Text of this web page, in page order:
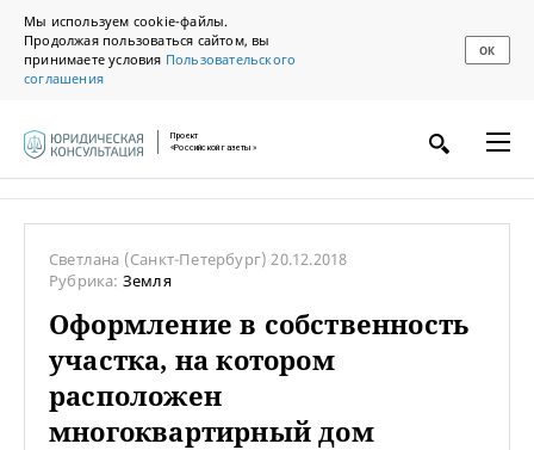
Мы используем cookie-файлы.
Продолжая пользоваться сайтом, вы
принимаете условия Пользовательского
соглашения
ОК
Проект
«Российской газеты»
Светлана (Санкт-Петербург)20.12.2018
Рубрика: Земля
Оформление в собственность
участка, на котором
расположен
многоквартирный дом